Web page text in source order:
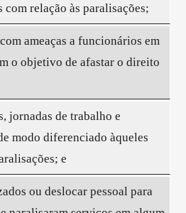
relação às paralisações;
ameaças a funcionários em
o objetivo de afastar o direito
jornadas de trabalho e
modo diferenciado àqueles
e
ou deslocar pessoal para